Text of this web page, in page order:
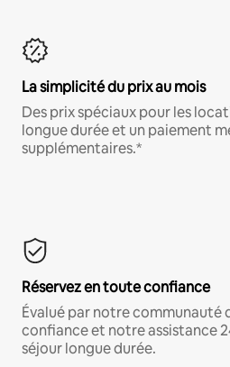
La simplicité du prix au mois
Des prix spéciaux pour les
longue durée et un paiement
supplémentaires.*
Réservez en toute confiance
Évalué par notre communauté
confiance et notre assistance
séjour longue durée.